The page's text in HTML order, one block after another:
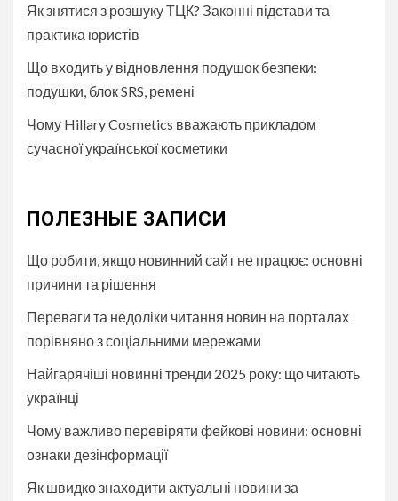
Як знятися з розшуку ТЦК? Законні підстави та
практика юристів
Що входить у відновлення подушок безпеки:
подушки, блок SRS, ремені
Чому Hillary Cosmetics вважають прикладом
сучасної української косметики
ПОЛЕЗНЫЕ ЗАПИСИ
Що робити, якщо новинний сайт не працює: основні
причини та рішення
Переваги та недоліки читання новин на порталах
порівняно з соціальними мережами
Найгарячіші новинні тренди 2025 року: що читають
українці
Чому важливо перевіряти фейкові новини: основні
ознаки дезінформації
Як швидко знаходити актуальні новини за